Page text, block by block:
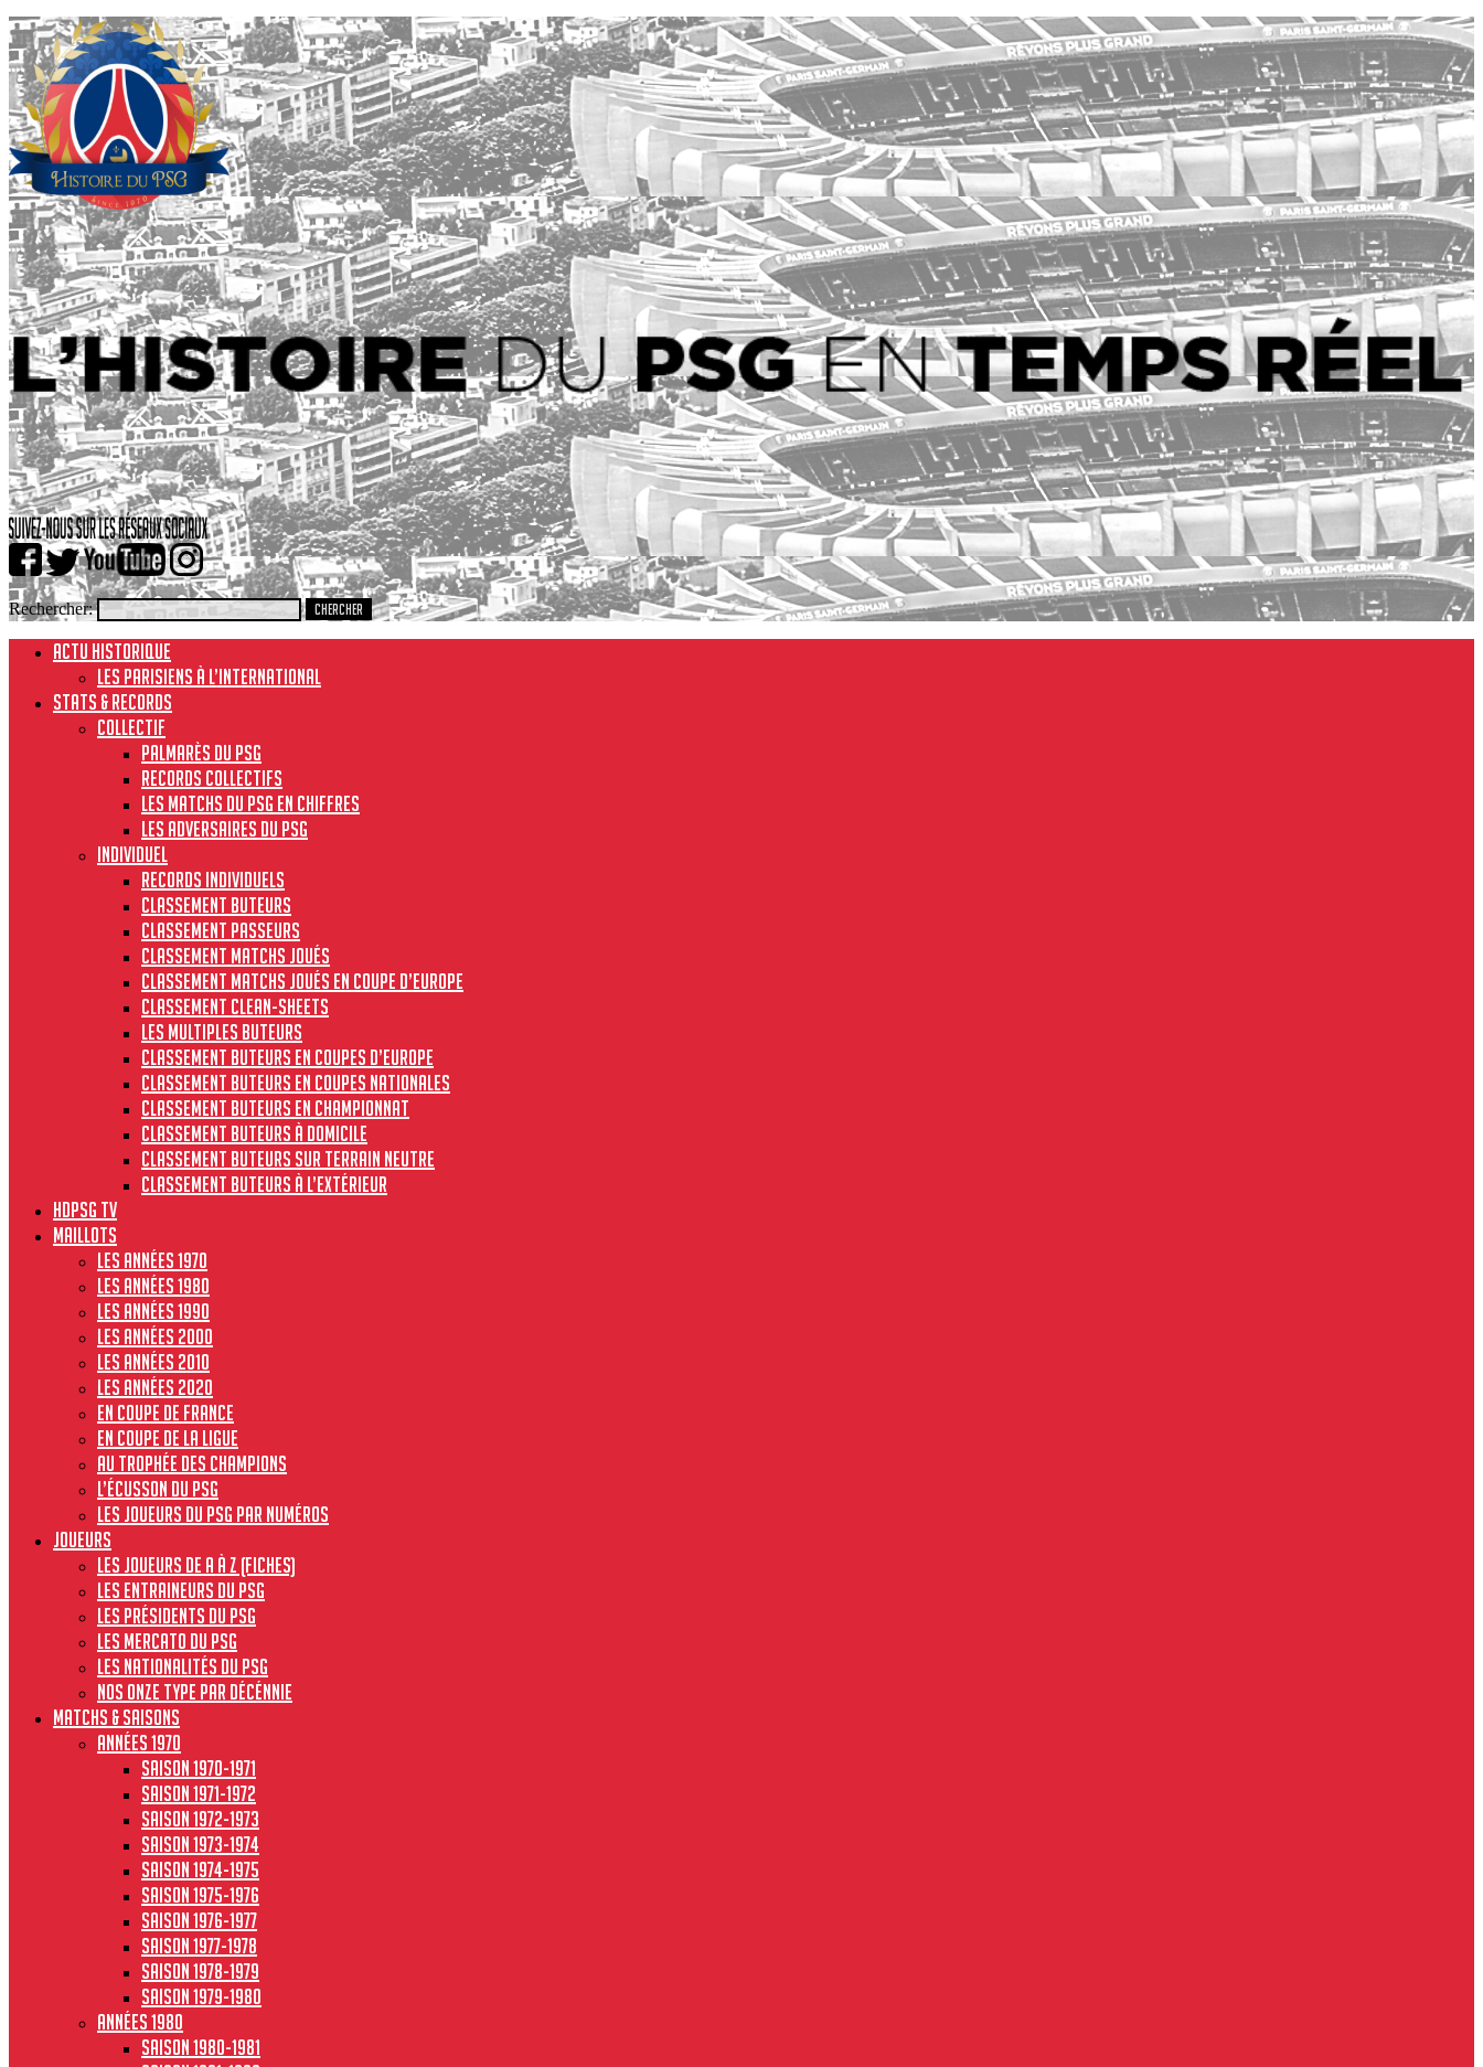
Rechercher:
ACTU HISTORIQUE
Les Parisiens à l’international
STATS & RECORDS
Collectif
Palmarès du PSG
Records collectifs
Les matchs du PSG en chiffres
Les adversaires du PSG
Individuel
Records individuels
Classement buteurs
Classement passeurs
Classement matchs joués
Classement matchs joués en Coupe d’Europe
Classement clean-sheets
Les multiples buteurs
Classement buteurs en coupes d’Europe
Classement buteurs en coupes nationales
Classement buteurs en championnat
Classement buteurs à domicile
Classement buteurs sur terrain neutre
Classement buteurs à l’extérieur
HdPSG TV
MAILLOTS
Les années 1970
Les années 1980
Les années 1990
Les années 2000
Les années 2010
Les années 2020
En Coupe de France
En Coupe de la Ligue
Au Trophée des Champions
L’écusson du PSG
Les joueurs du PSG par numéros
JOUEURS
Les joueurs de A à Z (fiches)
Les entraineurs du PSG
Les présidents du PSG
Les Mercato du PSG
Les nationalités du PSG
Nos onze type par décénnie
MATCHS & SAISONS
Années 1970
Saison 1970-1971
Saison 1971-1972
Saison 1972-1973
Saison 1973-1974
Saison 1974-1975
Saison 1975-1976
Saison 1976-1977
Saison 1977-1978
Saison 1978-1979
Saison 1979-1980
Années 1980
Saison 1980-1981